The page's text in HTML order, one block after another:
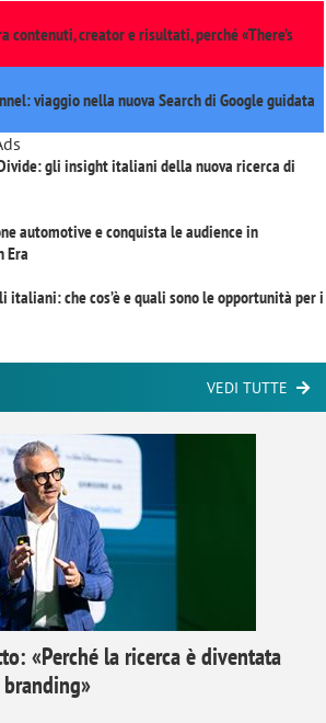
contenuti, creator e risultati, perché «There’s
viaggio nella nuova Search di Google guidata
gli insight italiani della nuova ricerca di
automotive e conquista le audience in
Era
italiani: che cos’è e quali sono le opportunità per i
VEDI TUTTE
«Perché la ricerca è diventata